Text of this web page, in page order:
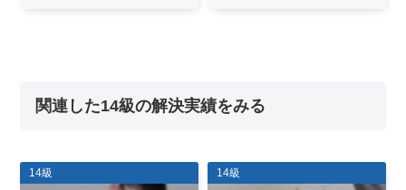
関連した14級の解決実績をみる
14級 14級